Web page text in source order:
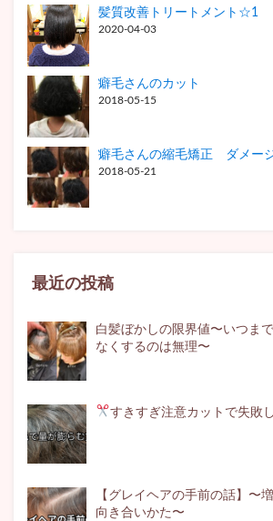
髪質改善トリートメント☆1
2020-04-03
癖毛さんのカット
2018-05-15
癖毛さんの縮毛矯正 ダメー
2018-05-21
最近の投稿
白髪ぼかしの限界値〜いつま
なくするのは無理〜
すきすぎ注意カットで失敗
【グレイヘアの手前の話】〜
向き合いかた〜